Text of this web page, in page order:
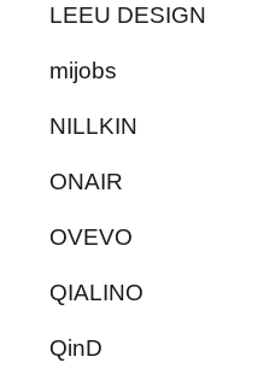
LEEU DESIGN
mijobs
NILLKIN
ONAIR
OVEVO
QIALINO
QinD